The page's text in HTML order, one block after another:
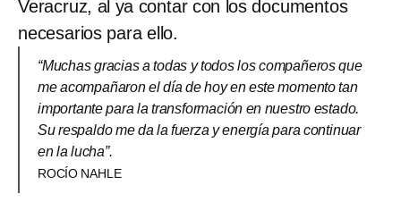
Veracruz, al ya contar con los documentos
necesarios para ello.
“Muchas gracias a todas y todos los compañeros que
me acompañaron el día de hoy en este momento tan
importante para la transformación en nuestro estado.
Su respaldo me da la fuerza y energía para continuar
en la lucha”.
ROCÍO NAHLE